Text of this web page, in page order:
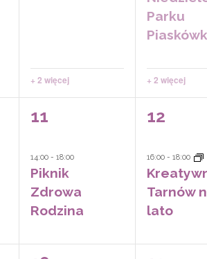
+ 2 więcej
Parku
+ 2 więcej
1
11
14:00-18:00
Piknik
Zdrowa
Rodzina
1
12
16:00-18:00
Tarnów
lato